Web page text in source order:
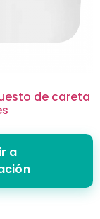
de careta
a